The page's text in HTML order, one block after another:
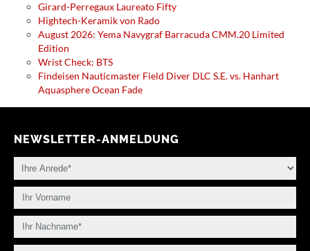
Girard-Perregaux Laureato Fifty
Hightech-Keramik von Rado
August 2026: Yema Navygraf Barracuda CMM.20 Limited
Edition
Wrist Check: BTS
Findeisen Nauticmaster Field Diver DLC S.E. vs. Hanhart
Aquasphere Ocean Fade
NEWSLETTER-ANMELDUNG